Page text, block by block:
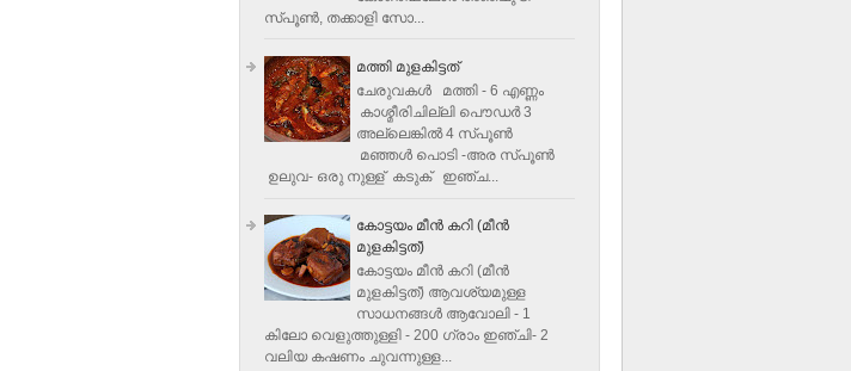
സ്പൂണ്‍, തക്കാളി സോ...
മത്തി മുളകിട്ടത്
ചേരുവകൾ മത്തി - 6 എണ്ണം
കാശ്മീരിചില്ലി പൌഡർ 3
അല്ലെങ്കിൽ 4 സ്പൂണ്‍
മഞ്ഞൾ പൊടി -അര സ്പൂണ്‍
ഉലുവ- ഒരു നുള്ള് കടുക് ഇഞ്ച...
കോട്ടയം മീന്‍ കറി (മീന്‍
മുളകിട്ടത്‌)
കോട്ടയം മീന്‍ കറി (മീന്‍
മുളകിട്ടത്‌) ആവശ്യമുള്ള
സാധനങ്ങള്‍ ആവോലി - 1
കിലോ വെളുത്തുള്ളി - 200 ഗ്രാം ഇഞ്ചി- 2
വലിയ കഷണം ചുവന്നുള്ള...